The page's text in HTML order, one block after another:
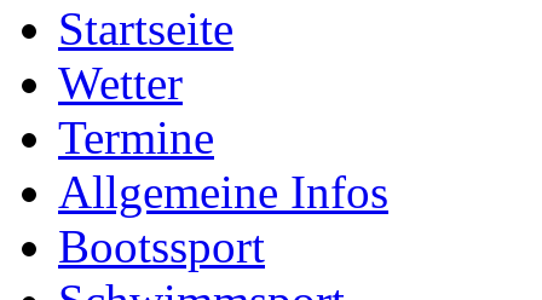
Startseite
Wetter
Termine
Allgemeine Infos
Bootssport